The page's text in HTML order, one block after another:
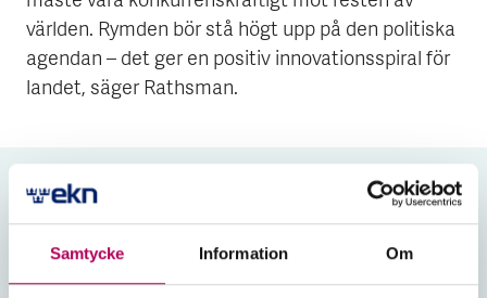
Samtycke Information Om
världen. Rymden bör stå högt upp på den politiska
agendan – det ger en positiv innovationsspiral för
landet, säger Rathsman.
När rymdsatsningar kräver
långsiktighet